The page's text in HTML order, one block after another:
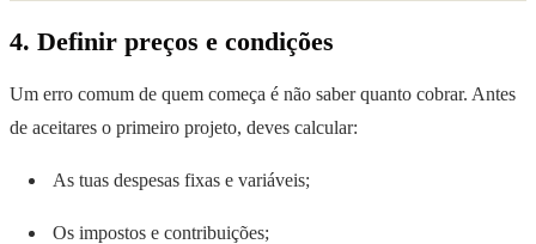
4. Definir preços e condições
Um erro comum de quem começa é não saber quanto cobrar. Antes
de aceitares o primeiro projeto, deves calcular:
As tuas despesas fixas e variáveis;
Os impostos e contribuições;